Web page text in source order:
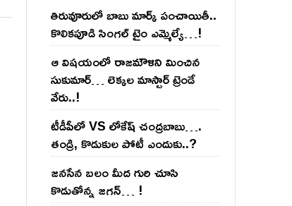
తిరువూరులో బాబు మార్క్ పంచాయితీ..
కొలిక‌పూడి సింగ‌ల్ టైం ఎమ్మెల్యే…!
ఆ విష‌యంలో రాజ‌మౌళిని మించిన
సుకుమార్‌… లెక్క‌ల మాస్టార్ ట్రెండే
వేరు..!
టీడీపీలో VS లోకేష్ చంద్ర‌బాబు….
తండ్రి, కొడుకుల పోటీ ఎందుకు..?
జ‌న‌సేన బ‌లం మీద గురి చూసి
కొడుతోన్న జ‌గ‌న్‌… !